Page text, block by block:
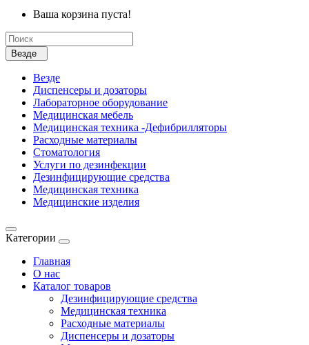
Ваша корзина пуста!
Везде
Везде
Диспенсеры и дозаторы
Лабораторное оборудование
Медицинская мебель
Медицинская техника -Дефибрилляторы
Расходные материалы
Стоматология
Услуги по дезинфекции
Дезинфицирующие средства
Медицинская техника
Медицинские изделия
Категории
Главная
О нас
Каталог товаров
Дезинфицирующие средства
Медицинская техника
Расходные материалы
Диспенсеры и дозаторы